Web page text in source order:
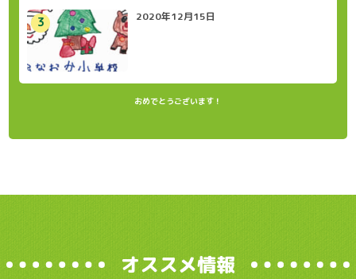
2020年12月15日
おめでとうございます！
オススメ情報